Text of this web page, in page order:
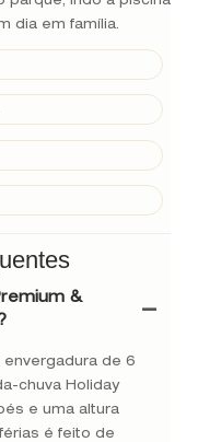
dia em família.
&
envergadura de 6
chuva Holiday
e uma altura
é feito de